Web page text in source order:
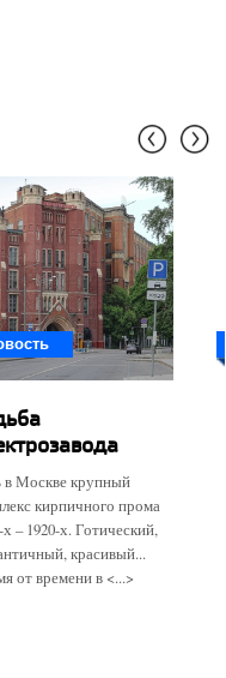
в Москве крупный
кирпичного прома
х – 1920-х. Готический,
красивый...
от времени в <...>